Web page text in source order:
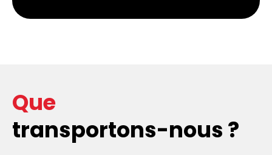
Que
transportons-nous ?